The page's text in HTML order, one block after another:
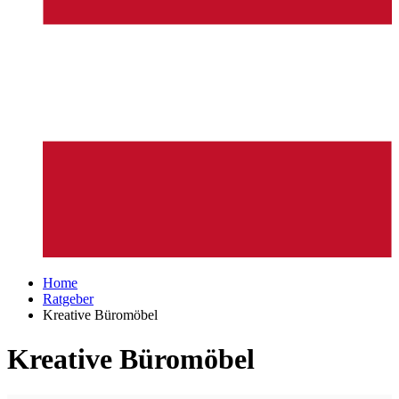
Home
Ratgeber
Kreative Büromöbel
Kreative Büromöbel